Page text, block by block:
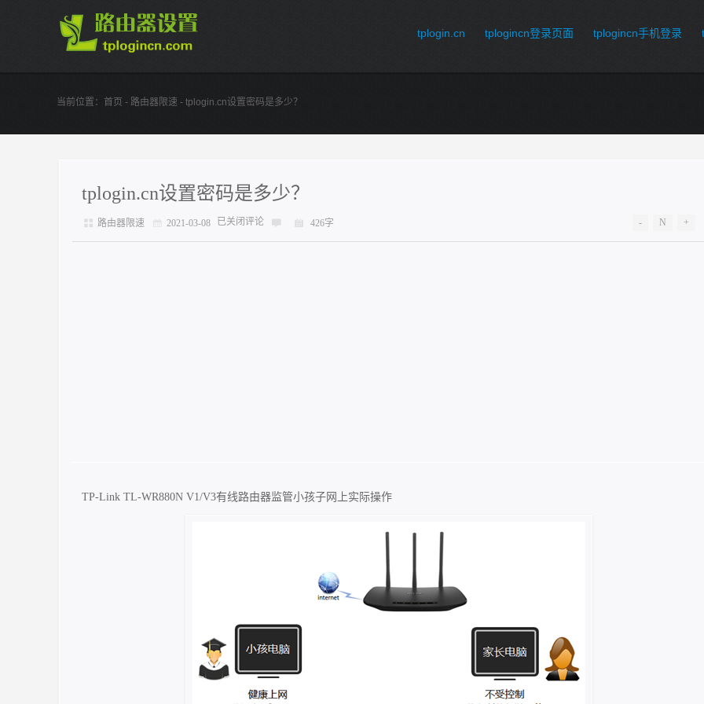
tplogin.cn tplogincn登录页面 tplogincn手机登录
当前位置： 首页 - 路由器限速 - tplogin.cn设置密码是多少？
tplogin.cn设置密码是多少？
路由器限速 2021-03-08 已关闭评论 426字 - N +
TP-Link TL-WR880N V1/V3有线路由器监管小孩子网上实际操作